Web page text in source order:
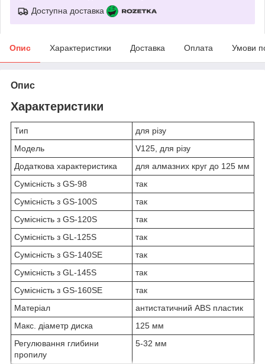
Доступна доставка
Опис Характеристики Доставка Оплата Умови
Опис
Характеристики
Тип
для різу
Модель
V125, для різу
Додаткова характеристика
для алмазних круг до 125 мм
Сумісність з GS-98
так
Сумісність з GS-100S
так
Сумісність з GS-120S
так
Сумісність з GL-125S
так
Сумісність з GS-140SE
так
Сумісність з GL-145S
так
Сумісність з GS-160SE
так
Матеріал
антистатичний ABS пластик
Макс. діаметр диска
125 мм
Регулювання глибини
пропилу
5-32 мм